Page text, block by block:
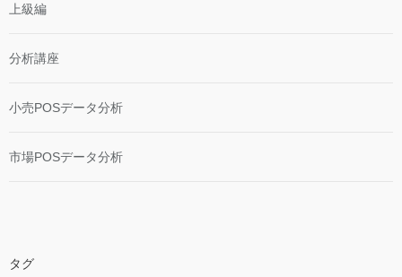
上級編
分析講座
小売POSデータ分析
市場POSデータ分析
タグ